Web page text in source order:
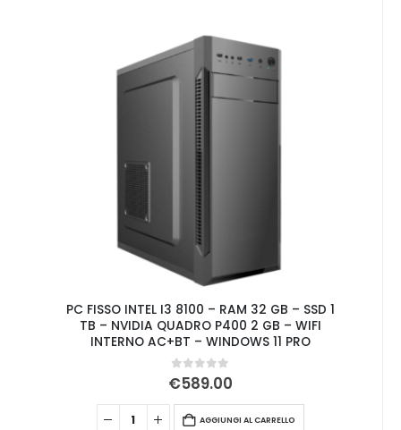
PC FISSO INTEL I3 8100 – RAM 32 GB – SSD 1
TB – NVIDIA QUADRO P400 2 GB – WIFI
INTERNO AC+BT – WINDOWS 11 PRO
0Su 5
€589.00
AGGIUNGI AL CARRELLO